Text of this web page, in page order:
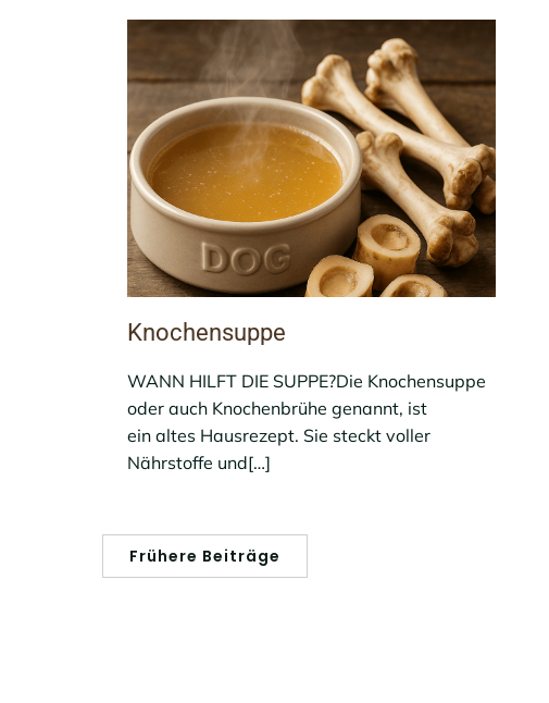
Knochensuppe
WANN HILFT DIE SUPPE?Die Knochensuppe
oder auch Knochenbrühe genannt, ist
ein altes Hausrezept. Sie steckt voller
Nährstoffe und[…]
Frühere Beiträge